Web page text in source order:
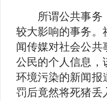
所谓公共事务，
较大影响的事务。
闻传媒对社会公共
公民的个人信息，
环境污染的新闻报
罚后竟然将死猪丢